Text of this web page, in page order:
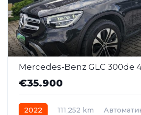
€35.900
2022 111,252 km